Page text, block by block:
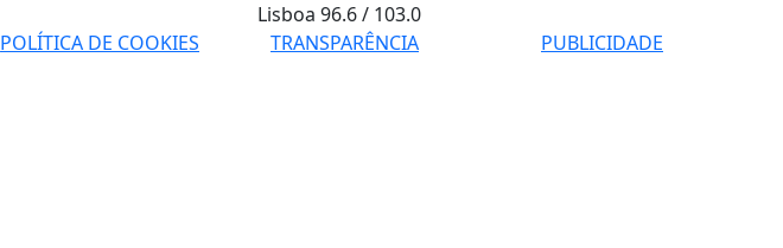
Lisboa96.6 / 103.0
POLÍTICA DE COOKIES TRANSPARÊNCIA
PUBLICIDADE